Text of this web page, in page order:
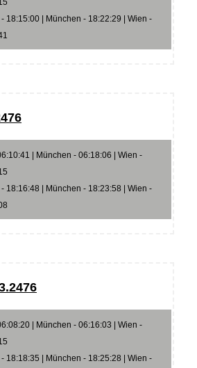
18:15:00 | München - 18:22:29 | Wien -
| München - 06:18:06 | Wien -
18:16:48 | München - 18:23:58 | Wien -
| München - 06:16:03 | Wien -
18:18:35 | München - 18:25:28 | Wien -